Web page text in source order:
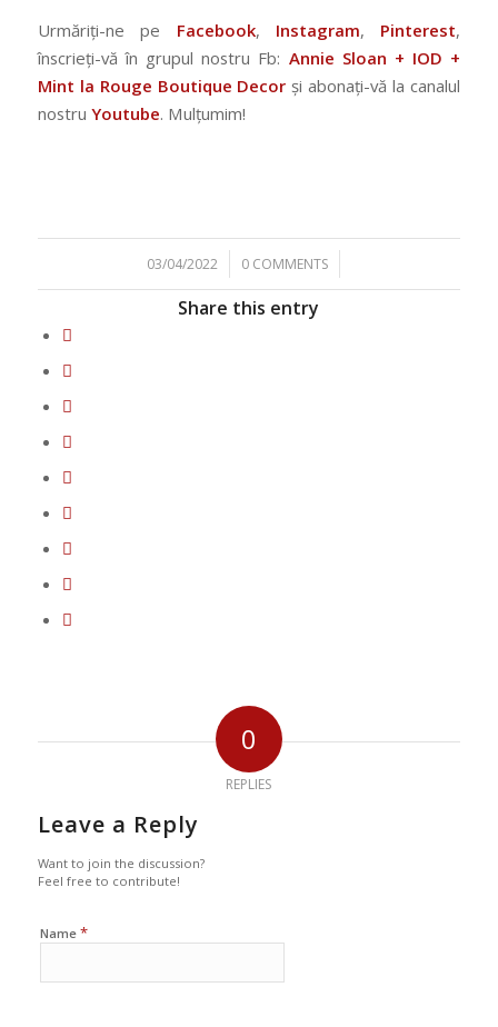
Urmăriți-ne pe Facebook, Instagram, Pinterest,
înscrieți-vă în grupul nostru Fb: Annie Sloan + IOD +
Mint la Rouge Boutique Decor și abonați-vă la canalul
nostru Youtube. Mulțumim!
03/04/2022
/ 0 COMMENTS
/
Share this entry
0
REPLIES
Leave a Reply
Want to join the discussion?
Feel free to contribute!
Name *